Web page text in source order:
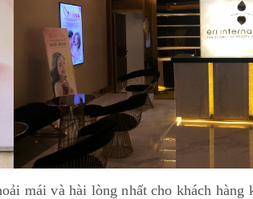
mái và hài lòng nhất cho khách hàng